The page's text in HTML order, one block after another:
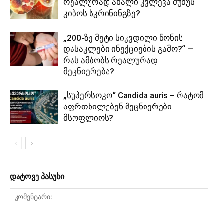
რეალურად ახალი კვლევა ძუძუს
კიბოს სკრინინგზე?
„200-ზე მეტი სიკვდილი წონის
დასაკლები ინექციების გამო?“ —
რას ამბობს რეალურად
მეცნიერება?
„სუპერსოკო“ Candida auris – რატომ
აფრთხილებენ მეცნიერები
მსოფლიოს?
დატოვე პასუხი